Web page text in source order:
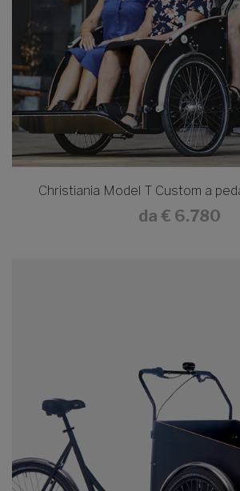
Christiania Model T Custom a
da € 6.780